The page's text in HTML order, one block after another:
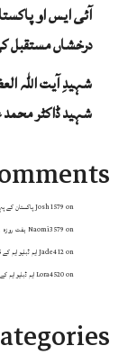
آئی ایس او
درخشاں مستقبل
شہیدِ آیت اللہ
شہید ڈاکٹر
Josh1579 on
پاکستان کے
Naomi3579 on
ہفت روزہ
Jade412on
ایم ڈبلیو ایم کے 15 سالہ سفر پر ایک نظر
Lora4520on ایم ڈبلیو ایم کے 15 سالہ سفر پر ایک نظر